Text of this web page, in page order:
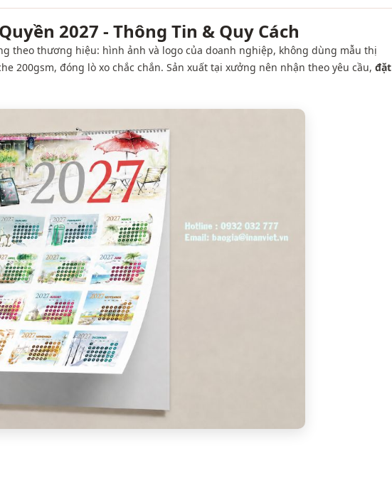
2027 - Thông Tin & Quy Cách
theo thương hiệu: hình ảnh và logo của doanh nghiệp, không dùng mẫu thị
200gsm, đóng lò xo chắc chắn. Sản xuất tại xưởng nên nhận theo yêu cầu, đặt